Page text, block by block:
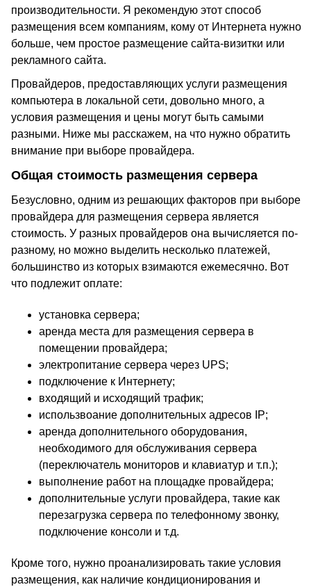
производительности. Я рекомендую этот способ
размещения всем компаниям, кому от Интернета нужно
больше, чем простое размещение сайта-визитки или
рекламного сайта.
Провайдеров, предоставляющих услуги размещения
компьютера в локальной сети, довольно много, а
условия размещения и цены могут быть самыми
разными. Ниже мы расскажем, на что нужно обратить
внимание при выборе провайдера.
Общая стоимость размещения сервера
Безусловно, одним из решающих факторов при выборе
провайдера для размещения сервера является
стоимость. У разных провайдеров она вычисляется по-
разному, но можно выделить несколько платежей,
большинство из которых взимаются ежемесячно. Вот
что подлежит оплате:
установка сервера;
аренда места для размещения сервера в
помещении провайдера;
электропитание сервера через UPS;
подключение к Интернету;
входящий и исходящий трафик;
использвоание дополнительных адресов IP;
аренда дополнительного оборудования,
необходимого для обслуживания сервера
(переключатель мониторов и клавиатур и т.п.);
выполнение работ на площадке провайдера;
дополнительные услуги провайдера, такие как
перезагрузка сервера по телефонному звонку,
подключение консоли и т.д.
Кроме того, нужно проанализировать такие условия
размещения, как наличие кондиционирования и